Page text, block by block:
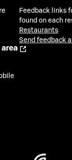
Feedback links
found on each
Restaurants
Send feedback